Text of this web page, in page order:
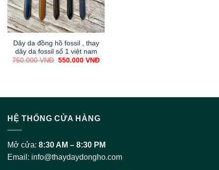
Dây da đồng hồ fossil , thay
dây da fossil số 1 việt nam
750.000VNĐ Original
550.000 VNĐCurrent
HỆ THỐNG CỬA HÀNG
Mở cửa: 8:30 AM – 8:30 PM
Email: info@thaydaydongho.com